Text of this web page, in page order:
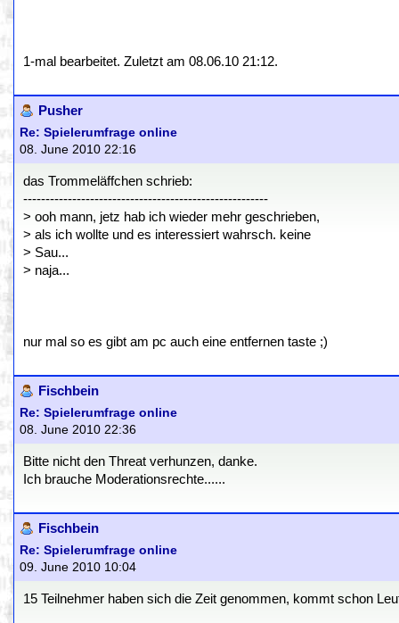
1-mal bearbeitet. Zuletzt am 08.06.10 21:12.
Pusher
Re: Spielerumfrage online
08. June 2010 22:16
das Trommeläffchen schrieb:
-------------------------------------------------------
> ooh mann, jetz hab ich wieder mehr geschrieben,
> als ich wollte und es interessiert wahrsch. keine
> Sau...
> naja...
nur mal so es gibt am pc auch eine entfernen taste ;)
Fischbein
Re: Spielerumfrage online
08. June 2010 22:36
Bitte nicht den Threat verhunzen, danke.
Ich brauche Moderationsrechte......
Fischbein
Re: Spielerumfrage online
09. June 2010 10:04
15 Teilnehmer haben sich die Zeit genommen, kommt schon